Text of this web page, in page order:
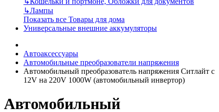
↳Лампы
Показать все Товары для дома
Универсальные внешние аккумуляторы
Автоаксессуары
Автомобильные преобразователи напряжения
Автомобильный преобразователь напряжения Ситлайт с
12V на 220V 1000W (автомобильный инвертор)
Автомобильный